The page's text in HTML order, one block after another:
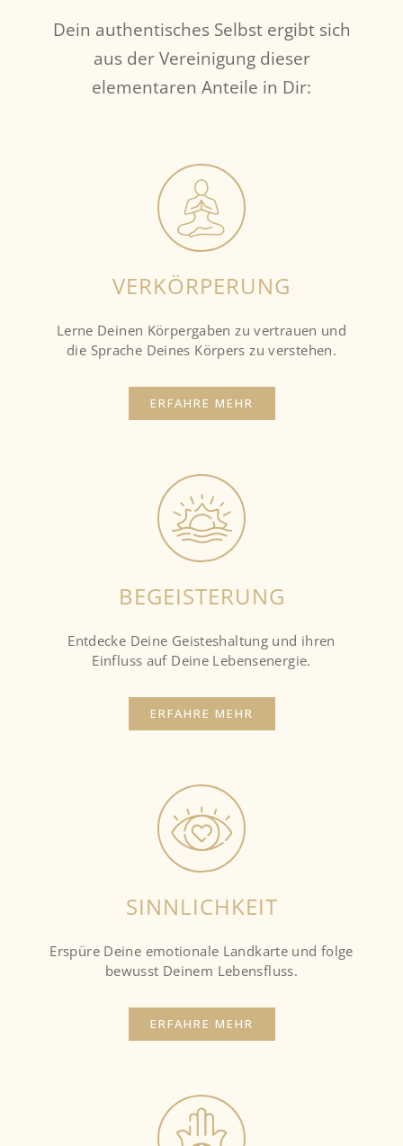
Dein authentisches Selbst ergibt sich
aus der Vereinigung dieser
elementaren Anteile in Dir:
VERKÖRPERUNG
Lerne Deinen Körpergaben zu vertrauen und
die Sprache Deines Körpers zu verstehen.
ERFAHRE MEHR
BEGEISTERUNG
Entdecke Deine Geisteshaltung und ihren
Einfluss auf Deine Lebensenergie.
ERFAHRE MEHR
SINNLICHKEIT
Erspüre Deine emotionale Landkarte und folge
bewusst Deinem Lebensfluss.
ERFAHRE MEHR